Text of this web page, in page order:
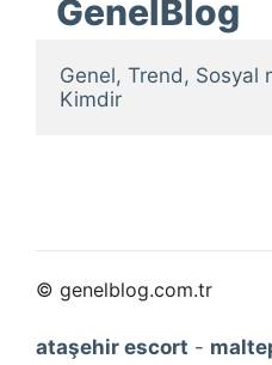
GenelBlog
Genel, Trend, Sosyal
Kimdir
© genelblog.com.tr
ataşehir escort -